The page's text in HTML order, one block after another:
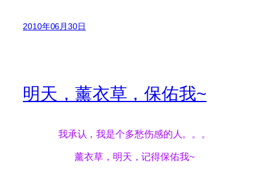
2010年06月30日
明天，薰衣草，保佑我~
我承认，我是个多愁伤感的人。。。
薰衣草，明天，记得保佑我~